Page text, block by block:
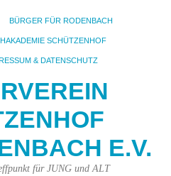
BÜRGER FÜR RODENBACH
SCHÜTZENHOF
& DATENSCHUTZ
E.V.
für JUNG und ALT